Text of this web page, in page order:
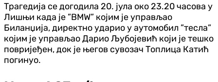
Трагедија се догодила 20. јула око 23.20 часова у
Лишњи када је ”BMW” којим је управљао
Биланџија, директно ударио у аутомобил ”тесла”
којим је управљао Дарио Љубојевић који је тешко
повријеђен, док је његов сувозач Топлица Катић
погинуо.